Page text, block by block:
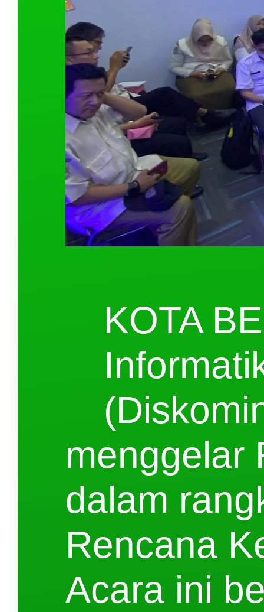
KOTA
menggelar
dalam
Rencana
Acara ini